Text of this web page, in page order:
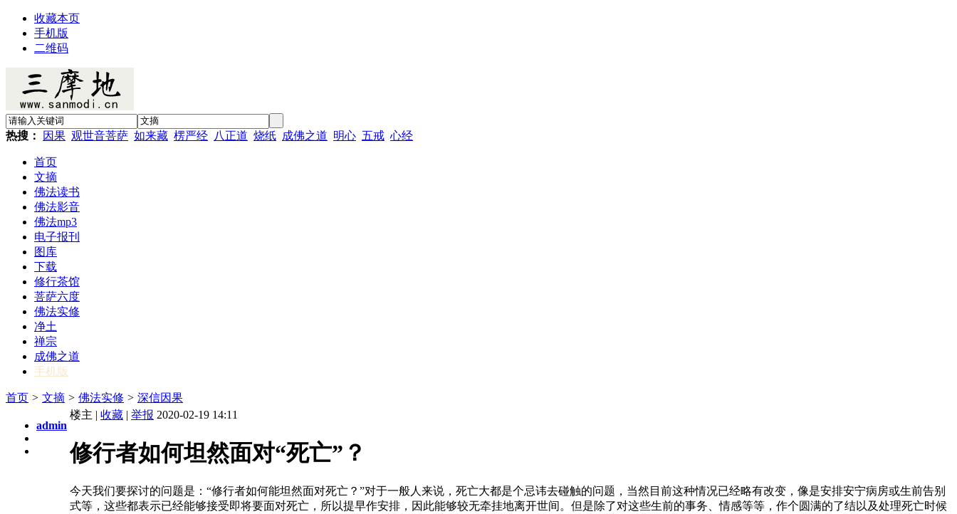
收藏本页
手机版
二维码
热搜： 因果 观世音菩萨 如来藏 楞严经 八正道 烧纸 成佛之道 明心 五戒 心经
首页
文摘
佛法读书
佛法影音
佛法mp3
电子报刊
图库
下载
修行茶馆
菩萨六度
佛法实修
净土
禅宗
成佛之道
手机版
首页 > 文摘 > 佛法实修 > 深信因果
admin
楼主 | 收藏 | 举报 2020-02-19 14:11
修行者如何坦然面对“死亡”？
今天我们要探讨的问题是：“修行者如何能坦然面对死亡？”对于一般人来说，死亡大都是个忌讳去碰触的问题，当然目前这种情况已经略有改变，像是安排安宁病房或生前告别
式等，这些都表示已经能够接受即将要面对死亡，所以提早作安排，因此能够较无牵挂地离开世间。但是除了对这些生前的事务、情感等等，作个圆满的了结以及处理死亡时候